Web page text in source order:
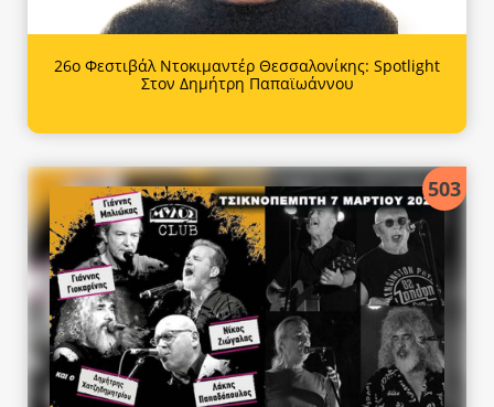
26ο Φεστιβάλ Ντοκιμαντέρ Θεσσαλονίκης: Spotlight
Στον Δημήτρη Παπαϊωάννου
503